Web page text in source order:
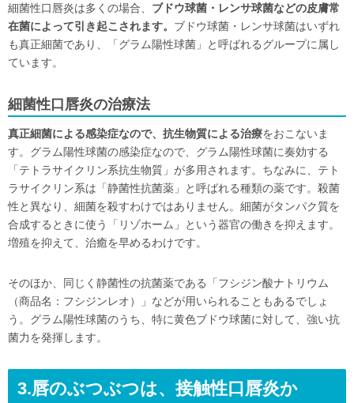
細菌性口唇炎は多くの場合、 ブドウ球菌・レンサ球菌などの皮膚常
在菌によって引き起こされます。 ブドウ球菌・レンサ球菌はいずれ
も真正細菌であり、「グラム陽性球菌」と呼ばれるグループに属し
ています。
細菌性口唇炎の治療法
真正細菌による感染症なので、抗生物質による治療をおこないま
す。グラム陽性球菌の感染症なので、グラム陽性球菌に奏効する
「テトラサイクリン系抗生物質」が多用されます。ちなみに、テト
ラサイクリン系は「静菌性抗菌薬」と呼ばれる種類の薬です。殺菌
性と異なり、細菌を殺すわけではありません。細菌がタンパク質を
合成するときに使う「リゾホーム」という器官の働きを抑えます。
増殖を抑えて、治癒を早めるわけです。
そのほか、同じく静菌性の抗菌薬である「フシジン酸ナトリウム
（商品名：フシジンレオ）」などが用いられることもあるでしょ
う。グラム陽性球菌のうち、特に黄色ブドウ球菌に対して、強い抗
菌力を発揮します。
3.唇のぶつぶつは、接触性口唇炎か